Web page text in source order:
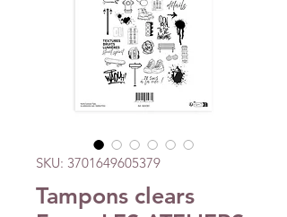
SKU: 3701649605379
Tampons clears